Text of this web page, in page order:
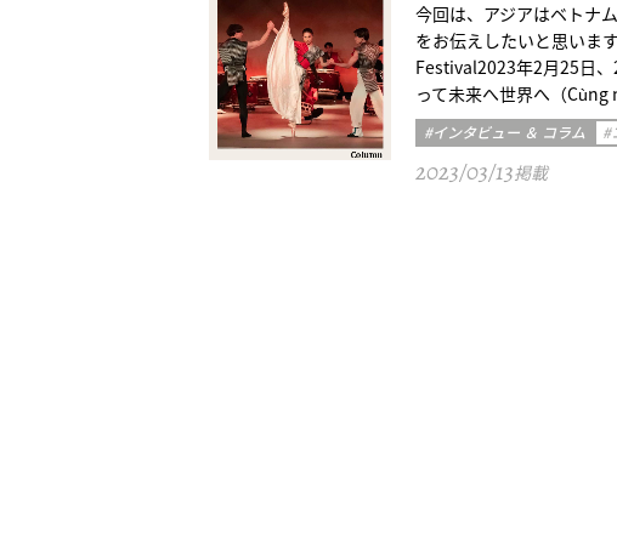
今回は、アジアはベトナ
をお伝えしたいと思いま
Festival2023年2月25日
って未来へ世界へ（
#インタビュー ＆ コラム #
2023/03/13掲載